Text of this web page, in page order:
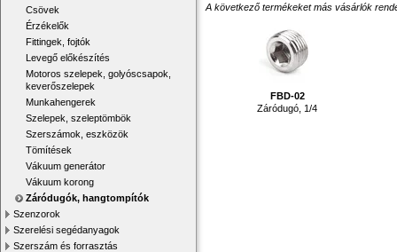
Csövek
Érzékelők
Fittingek, fojtók
Levegő előkészítés
Motoros szelepek, golyóscsapok,
keverőszelepek
Munkahengerek
Szelepek, szeleptömbök
Szerszámok, eszközök
Tömítések
Vákuum generátor
Vákuum korong
Záródugók, hangtompítók
Szenzorok
Szerelési segédanyagok
Szerszám és forrasztás
A következő termékeket más vásárlók
FBD-02
Záródugó, 1/4